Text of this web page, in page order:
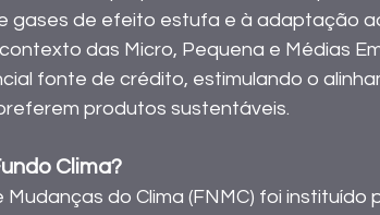
gases de efeito estufa e à adaptação
das Micro, Pequena e Médias
fonte de crédito, estimulando o
produtos sustentáveis.
Clima?
do Clima (FNMC) foi instituído